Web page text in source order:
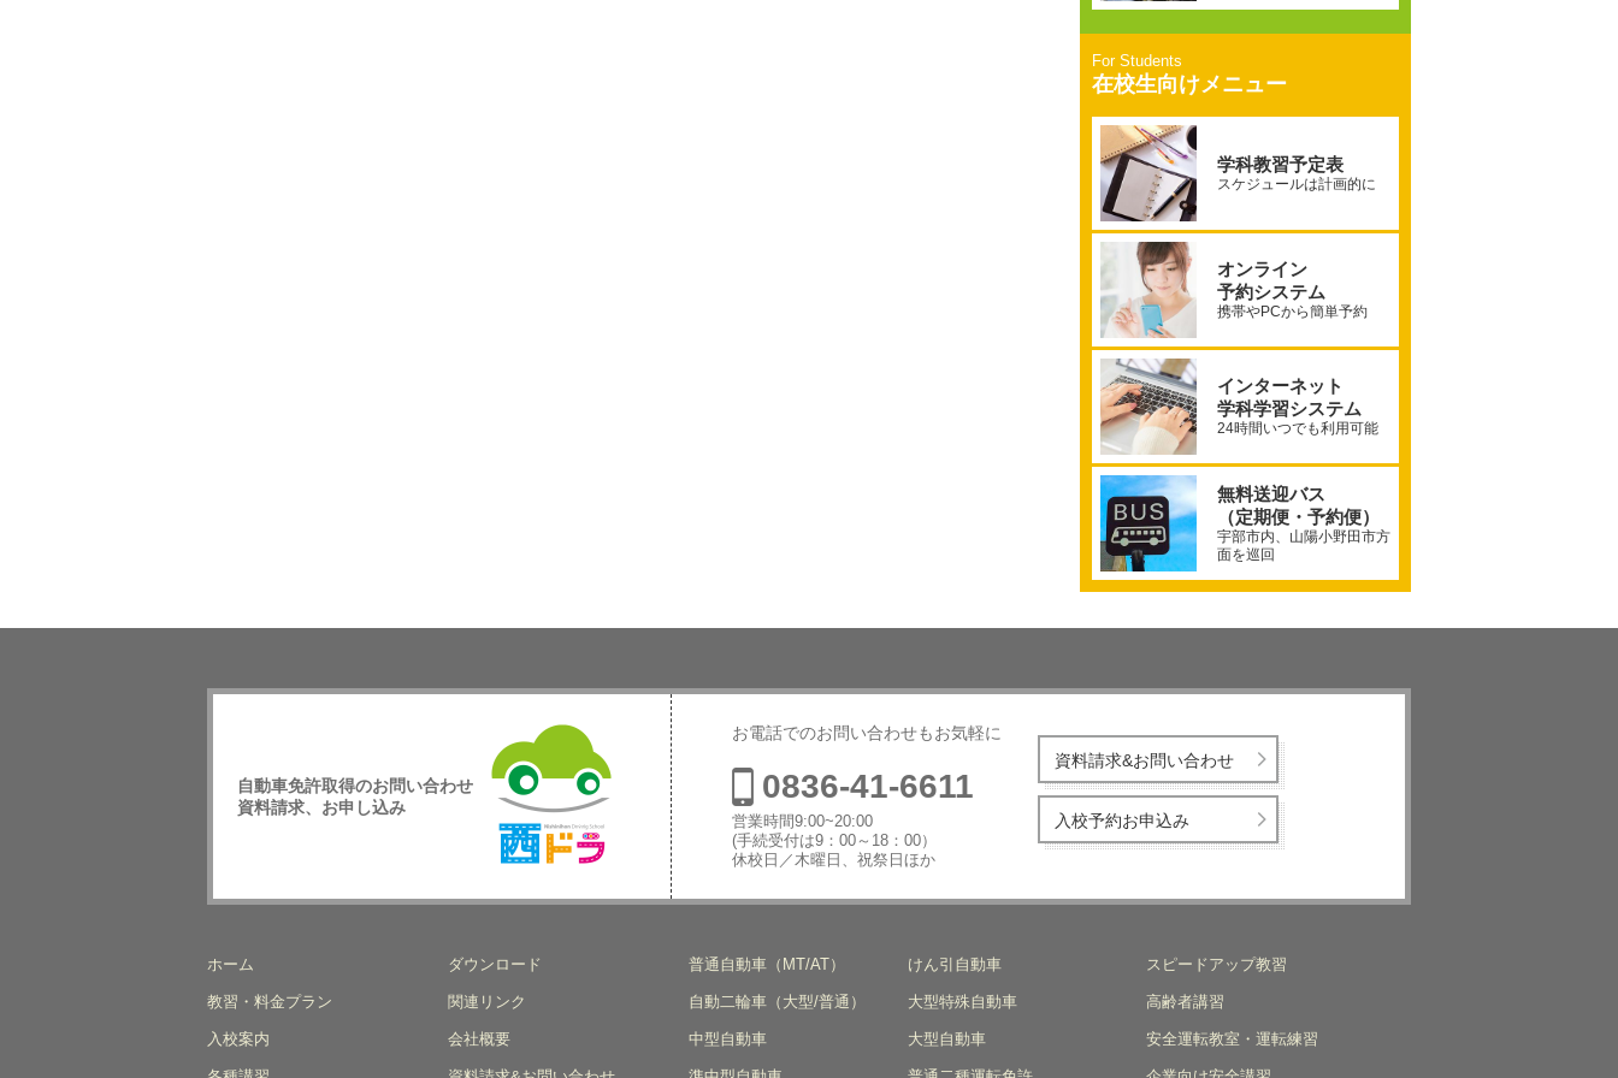
在校生向けメニュー
学科教習予定表
スケジュールは計画的に
オンライン
予約システム
携帯やPCから簡単予約
インターネット
学科学習システム
24時間いつでも利用可能
無料送迎バス
（定期便・予約便）
宇部市内、山陽小野田市方
面を巡回
自動車免許取得のお問い合わせ
資料請求、お申し込み
校
お電話でのお問い合わせもお気軽に
0836-41-6611
営業時間9:00~20:00
(手続受付は9：00～18：00）
休校日／木曜日、祝祭日ほか
資料請求&お問い合わせ
入校予約お申込み
ホーム
教習・料金プラン
入校案内
ダウンロード
関連リンク
会社概要
普通自動車（MT/AT）
自動二輪車（大型/普通）
中型自動車
けん引自動車
大型特殊自動車
大型自動車
スピードアップ教習
高齢者講習
安全運転教室・運転練習